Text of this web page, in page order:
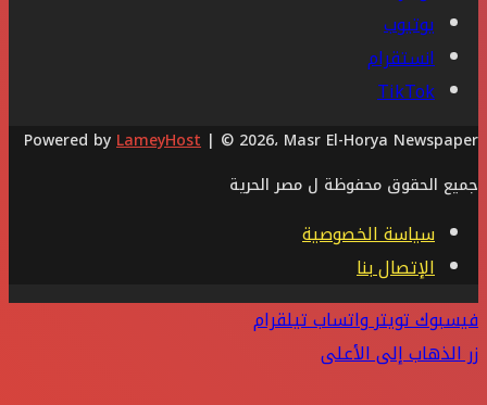
يوتيوب
انستقرام
‫TikTok
Powered byLameyHost | © 2026، Masr El-Horya Newspaper
جميع الحقوق محفوظة ل مصر الحرية
سياسة الخصوصية
الإتصال بنا
فيسبوكتويترواتسابتيلقرام
زر الذهاب إلى الأعلى